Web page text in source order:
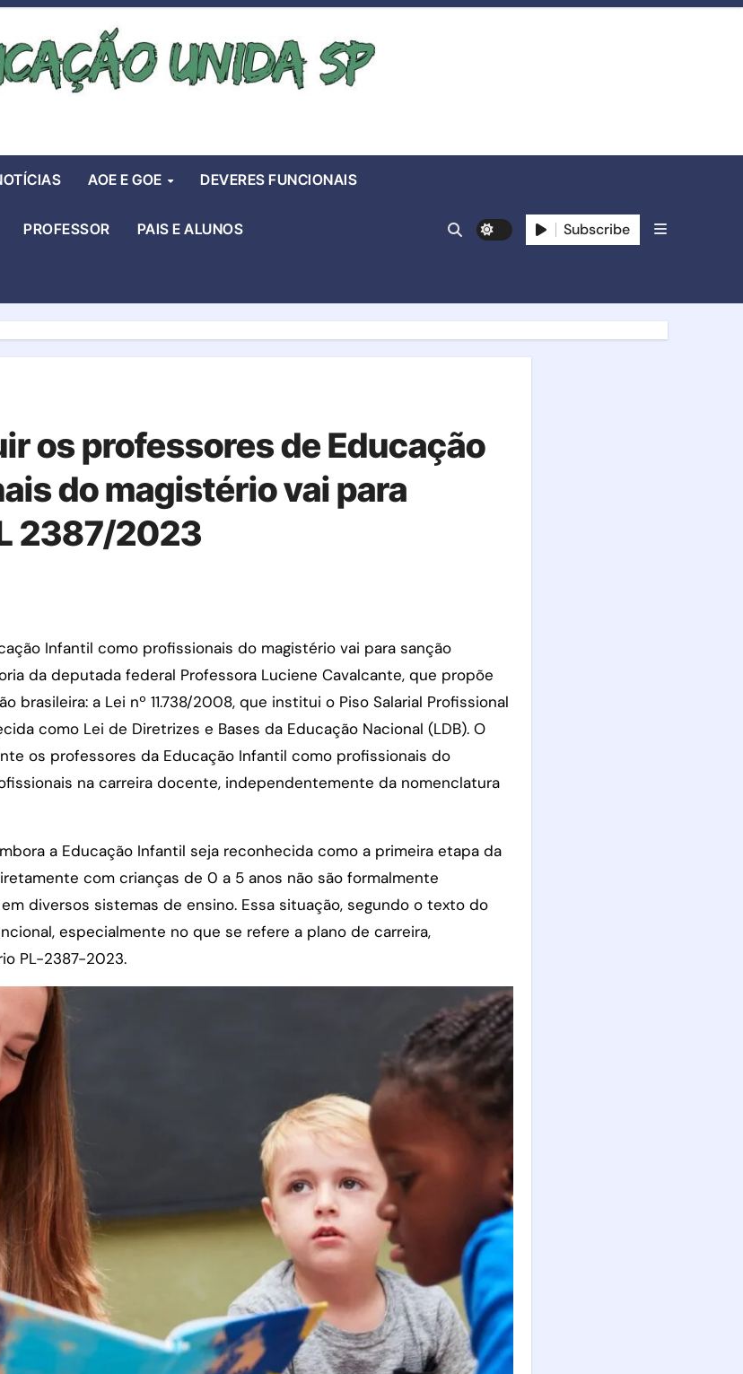
AOE E GOE DEVERES FUNCIONAIS
PROFESSOR PAIS E ALUNOS Subscribe
os professores de Educação
do magistério vai para
2387/2023
da deputada federal Professora Luciene Cavalcante, que propõe
a Lei nº 11.738/2008, que institui o Piso Salarial Profissional
como Lei de Diretrizes e Bases da Educação Nacional (LDB). O
os professores da Educação Infantil como profissionais do
na carreira docente, independentemente da nomenclatura
a Educação Infantil seja reconhecida como a primeira etapa da
com crianças de 0 a 5 anos não são formalmente
diversos sistemas de ensino. Essa situação, segundo o texto do
especialmente no que se refere a plano de carreira,
PL-2387-2023.